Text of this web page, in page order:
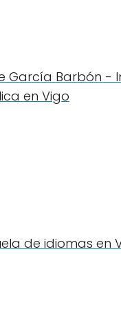
García Barbón -
en Vigo
de idiomas en